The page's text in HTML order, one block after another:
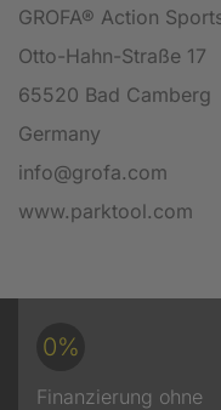
GROFA® Action
Otto-Hahn-Straße 17
65520 Bad Camberg
Germany
info@grofa.com
www.parktool.com
0%
Finanzierung ohne